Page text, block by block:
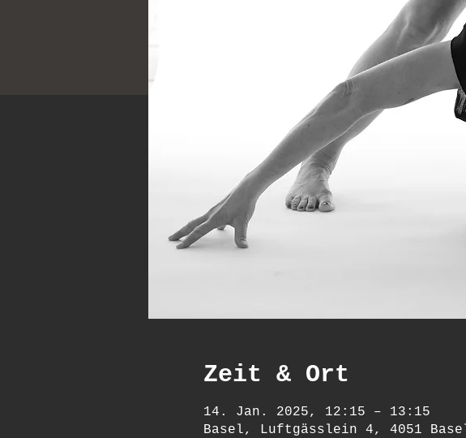
Zeit & Ort
14. Jan. 2025, 12:15 – 13:15
Basel, Luftgässlein 4, 4051